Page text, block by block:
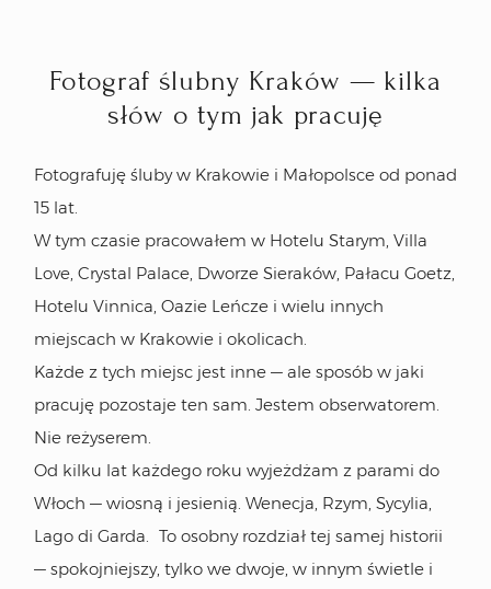
jak Willa Love czy Pałac Goetz — przestrzeń
wokół sali.
Czy fotografujecie śluby
Tak. Najwięcej pracujemy w Krakowie i
Małopolsce, regularnie w sąsiednich
województwach i w Warszawie, a na plenery
wracamy co roku do Włoch.
01
Dla kogo jest Wasza
fotografia?
Dla par, które chcą przeżyć swój dzień po
swojemu.
Szukamy par, dla których prawda i
niepowtarzalność tego dnia jest ważniejsza
Fotograf ślubny Kraków — kilka
słów o tym jak pracuję
Fotografuję śluby w Krakowie i Małopolsce od ponad
15 lat.
W tym czasie pracowałem w Hotelu Starym, Villa
Love, Crystal Palace, Dworze Sieraków, Pałacu Goetz,
Hotelu Vinnica, Oazie Leńcze i wielu innych
miejscach w Krakowie i okolicach.
Każde z tych miejsc jest inne — ale sposób w jaki
pracuję pozostaje ten sam. Jestem obserwatorem.
Nie reżyserem.
Od kilku lat każdego roku wyjeżdżam z parami do
Włoch — wiosną i jesienią. Wenecja, Rzym, Sycylia,
Lago di Garda. To osobny rozdział tej samej historii
— spokojniejszy, tylko we dwoje, w innym świetle i